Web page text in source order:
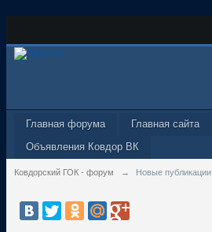
Главная форума Главная сайта
Объявления Ковдор ВК
Ковдорский ГОК - форум → Новые публикации